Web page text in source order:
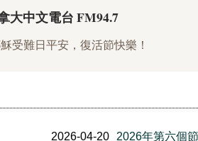
大中文電台 FM94.7
受難日平安，復活節快樂！
2026-04-20 2026年第六個